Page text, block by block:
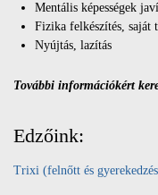
Mentális képességek
Fizika felkészítés, saját
Nyújtás, lazítás
További információkért
Edzőink:
Trixi (felnőtt és